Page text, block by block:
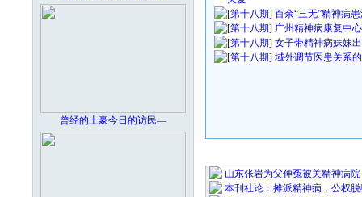
曾经的土豪今日的访民―
[第十八期] 百余“三无”精神病
[第十八期] 广州精神病康复中
[第十八期] 女子带精神病妹妹
[第十八期] 域外调节医患关系
山东张岩为父伸冤被关精神病
本刊社论：摊派精神病，公权